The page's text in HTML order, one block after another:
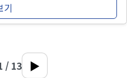
기
/ 13 ▶